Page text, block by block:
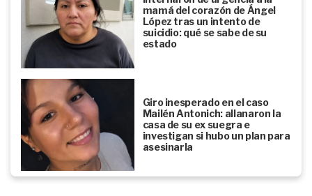
mamá del corazón de Ángel
López tras un intento de
suicidio: qué se sabe de su
estado
Giro inesperado en el caso
Mailén Antonich: allanaron la
casa de su ex suegra e
investigan si hubo un plan para
asesinarla